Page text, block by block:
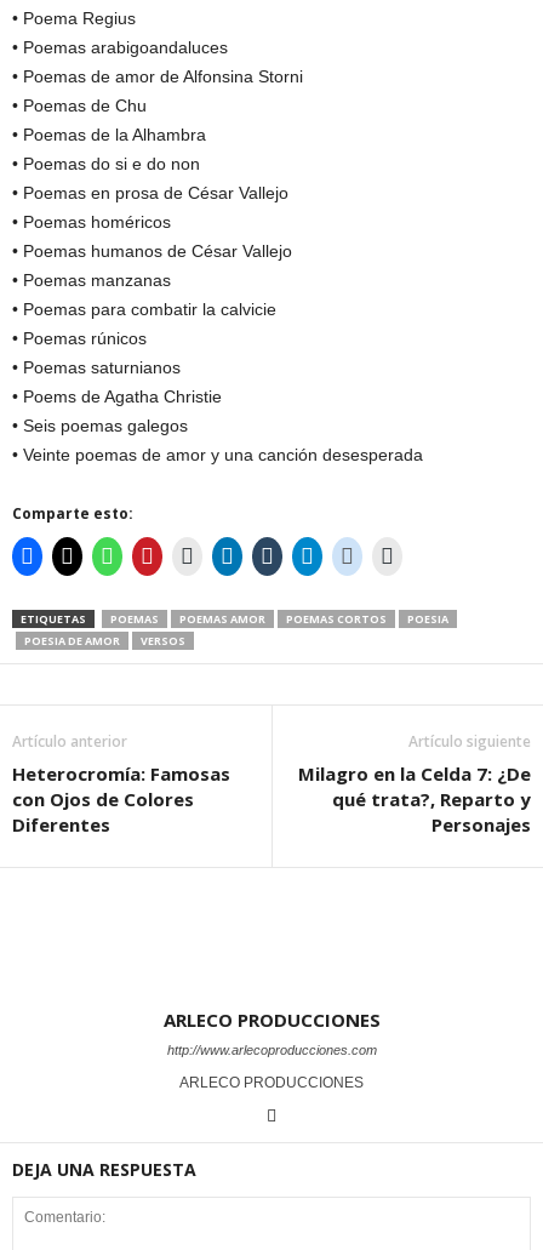
• Poema Regius
• Poemas arabigoandaluces
• Poemas de amor de Alfonsina Storni
• Poemas de Chu
• Poemas de la Alhambra
• Poemas do si e do non
• Poemas en prosa de César Vallejo
• Poemas homéricos
• Poemas humanos de César Vallejo
• Poemas manzanas
• Poemas para combatir la calvicie
• Poemas rúnicos
• Poemas saturnianos
• Poems de Agatha Christie
• Seis poemas galegos
• Veinte poemas de amor y una canción desesperada
Comparte esto:
ETIQUETAS POEMAS POEMAS AMOR POEMAS CORTOS
POESIA
POESIA DE AMOR
VERSOS
Artículo anterior
Heterocromía: Famosas
con Ojos de Colores
Diferentes
Artículo siguiente
Milagro en la Celda 7: ¿De
qué trata?, Reparto y
Personajes
ARLECO PRODUCCIONES
http://www.arlecoproducciones.com
ARLECO PRODUCCIONES
DEJA UNA RESPUESTA